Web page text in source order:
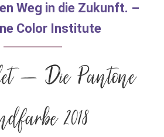
Weg in die Zukunft. –
Color Institute
– Die Pantone
2018